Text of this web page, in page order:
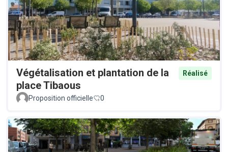
Végétalisation et plantation de la
place Tibaous
Réalisé
Proposition officielle 0